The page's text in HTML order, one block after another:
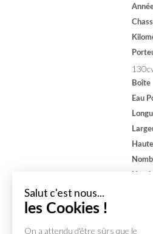
Boîte
Eau
Salut c'est nous...
les Cookies !
On a attendu d'être sûrs que le